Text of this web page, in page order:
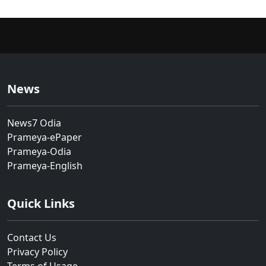
News
News7 Odia
Prameya-ePaper
Prameya-Odia
Prameya-English
Quick Links
Contact Us
Privacy Policy